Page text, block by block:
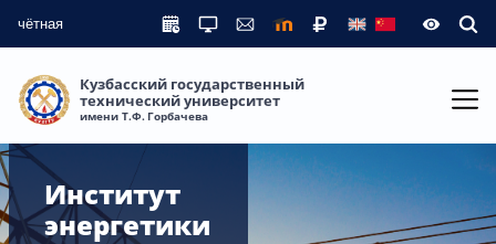
чётная
Кузбасский государственный
технический университет
имени Т.Ф. Горбачева
Институт
энергетики